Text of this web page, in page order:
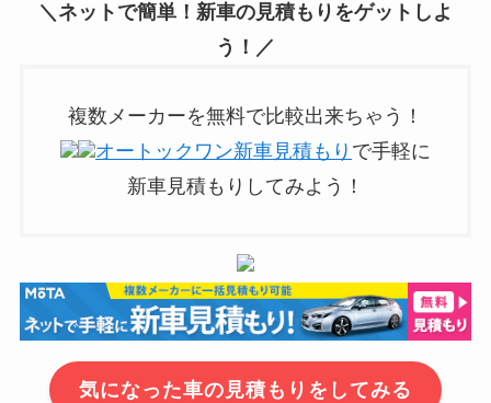
＼ネットで簡単！新車の見積もりをゲットしよ
う！／
複数メーカーを無料で比較出来ちゃう！
オートックワン新車見積もり で手軽に
新車見積もりしてみよう！
気になった車の見積もりをしてみる